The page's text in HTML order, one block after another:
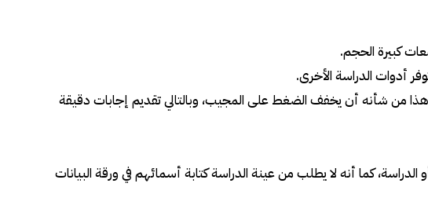
كبيرة الحجم.
أدوات الدراسة الأخرى.
وهذا من شأنه أن يخفف الضغط على المجيب، وبالتالي تقديم إجابات دقيقة
كما أنه لا يطلب من عينة الدراسة كتابة أسمائهم في ورقة البيانات